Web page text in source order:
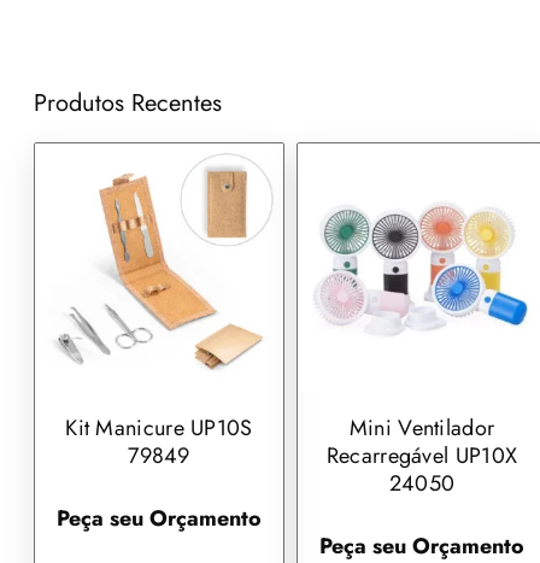
Produtos Recentes
Kit Manicure UP10S
79849
Peça seu Orçamento
Mini Ventilador
Recarregável UP10X
24050
Peça seu Orçamento